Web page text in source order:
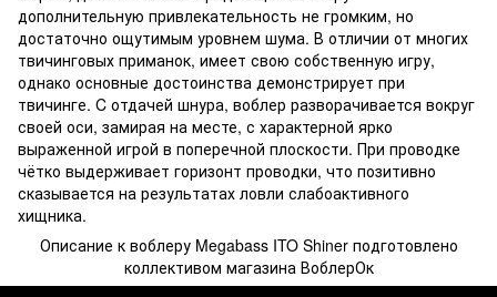
дополнительную привлекательность не громким, но
достаточно ощутимым уровнем шума. В отличии от многих
твичинговых приманок, имеет свою собственную игру,
однако основные достоинства демонстрирует при
твичинге. C отдачей шнура, воблер разворачивается вокруг
своей оси, замирая на месте, с характерной ярко
выраженной игрой в поперечной плоскости. При проводке
чётко выдерживает горизонт проводки, что позитивно
сказывается на результатах ловли слабоактивного
хищника.
Описание к воблеру Megabass ITO Shiner подготовлено
коллективом магазина ВоблерОк